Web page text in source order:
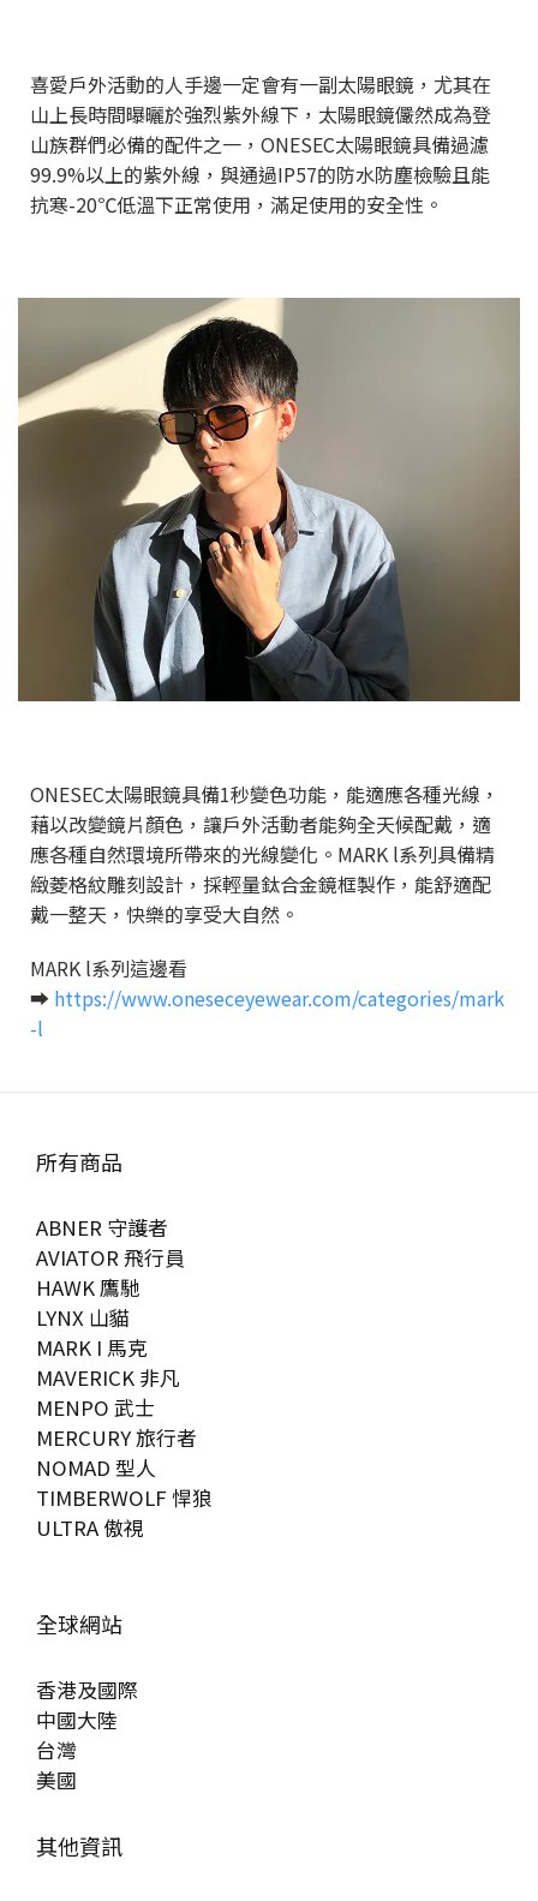
喜愛戶外活動的人手邊一定會有一副太陽眼鏡，尤其在
山上長時間曝曬於強烈紫外線下，太陽眼鏡儼然成為登
山族群們必備的配件之一，ONESEC太陽眼鏡具備過濾
99.9%以上的紫外線，與通過IP57的防水防塵檢驗且能
抗寒-20℃低溫下正常使用，滿足使用的安全性。
ONESEC太陽眼鏡具備1秒變色功能，能適應各種光線，
藉以改變鏡片顏色，讓戶外活動者能夠全天候配戴，適
應各種自然環境所帶來的光線變化。MARK l系列具備精
緻菱格紋雕刻設計，採輕量鈦合金鏡框製作，能舒適配
戴一整天，快樂的享受大自然。
MARK l系列這邊看
➡ https://www.oneseceyewear.com/categories/mark
-l
所有商品
ABNER 守護者
AVIATOR 飛行員
HAWK 鷹馳
LYNX 山貓
MARK I 馬克
MAVERICK 非凡
MENPO 武士
MERCURY 旅行者
NOMAD 型人
TIMBERWOLF 悍狼
ULTRA 傲視
全球網站
香港及國際
中國大陸
台灣
美國
其他資訊